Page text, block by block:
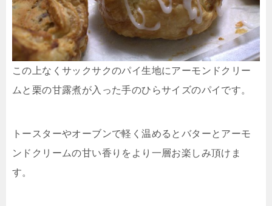
この上なくサックサクのパイ生地にアーモンドクリー
ムと栗の甘露煮が入った手のひらサイズのパイです。
トースターやオーブンで軽く温めるとバターとアーモ
ンドクリームの甘い香りをより一層お楽しみ頂けま
す。